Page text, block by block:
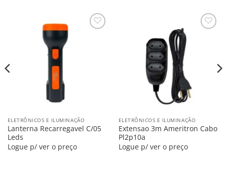
ELETRÔNICOS E ILUMINAÇÃO
Lanterna Recarregavel C/05
Leds
Logue p/ ver o preço
ELETRÔNICOS E ILUMINAÇÃO
Extensao 3m Ameritron Cabo
Pl2p10a
Logue p/ ver o preço